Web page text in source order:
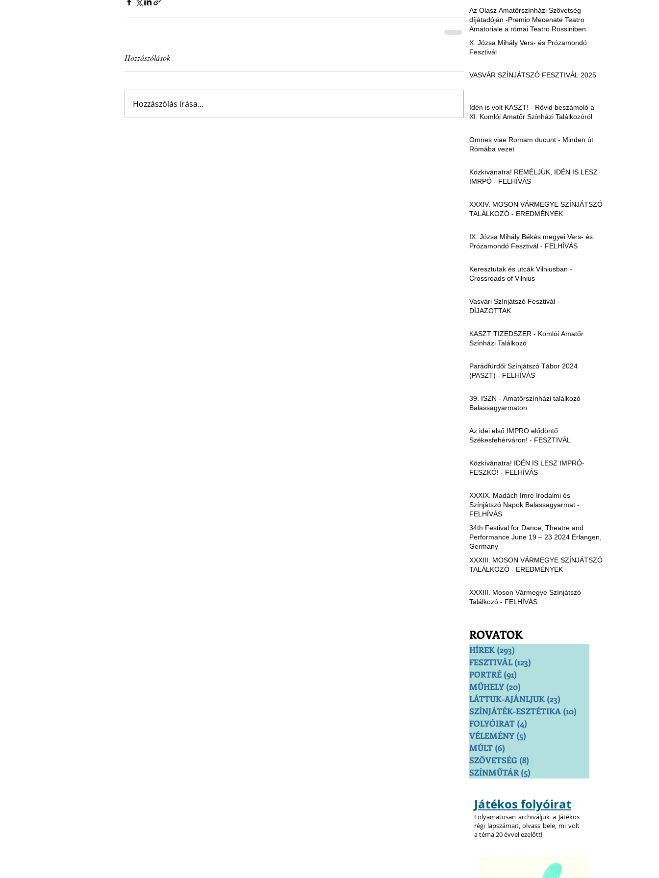
Hozzászólások
Hozzászólás írása...
Az Olasz Amatőrszínházi Szövetség
díjátadóján -Premio Mecenate Teatro
Amatoriale a római Teatro Rossiniben
X. Józsa Mihály Vers- és Prózamondó
Fesztivál
VASVÁR SZÍNJÁTSZÓ FESZTIVÁL 2025
Idén is volt KASZT! - Rövid beszámoló a
XI. Komlói Amatőr Színházi Találkozóról
Omnes viae Romam ducunt - Minden út
Rómába vezet
Közkívánatra! REMÉLJÜK, IDÉN IS LESZ
IMRPÓ - FELHÍVÁS
XXXIV. MOSON VÁRMEGYE SZÍNJÁTSZÓ
TALÁLKOZÓ - EREDMÉNYEK
IX. Józsa Mihály Békés megyei Vers- és
Prózamondó Fesztivál - FELHÍVÁS
Keresztutak és utcák Vilniusban -
Crossroads of Vilnius
Vasvári Színjátszó Fesztivál -
DÍJAZOTTAK
KASZT TIZEDSZER - Komlói Amatőr
Színházi Találkozó
Parádfürdői Színjátszó Tábor 2024
(PASZT) - FELHÍVÁS
39. ISZN - Amatőrszínházi találkozó
Balassagyarmaton
Az idei első IMPRO elődöntő
Székesfehérváron! - FESZTIVÁL
Közkívánatra! IDÉN IS LESZ IMPRÓ-
FESZKÓ! - FELHÍVÁS
XXXIX. Madách Imre Irodalmi és
Színjátszó Napok Balassagyarmat -
FELHÍVÁS
34th Festival for Dance, Theatre and
Performance June 19 – 23 2024 Erlangen,
Germany
XXXIII. MOSON VÁRMEGYE SZÍNJÁTSZÓ
TALÁLKOZÓ - EREDMÉNYEK
XXXIII. Moson Vármegye Színjátszó
Találkozó - FELHÍVÁS
ROVATOK
HÍREK (293)
FESZTIVÁL (123)
PORTRÉ (91)
MŰHELY (20)
LÁTTUK-AJÁNLJUK (23)
SZÍNJÁTÉK-ESZTÉTIKA (10)
FOLYÓIRAT (4)
VÉLEMÉNY (5)
MÚLT (6)
SZÖVETSÉG (8)
SZÍNMŰTÁR (5)
Játékos folyóirat
Folyamatosan archiváljuk a Játékos
régi lapszámait, olvass bele, mi volt
a téma 20 évvel ezelőtt!